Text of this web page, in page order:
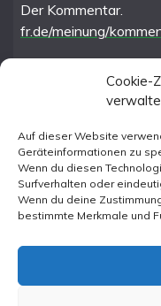
Cookie-
Auf dieser Website
Geräteinformationen zu
Wenn du diesen
Surfverhalten oder
Wenn du deine
bestimmte Merkmale und
Der Kommentar.
fr.de/meinung/
Instagram